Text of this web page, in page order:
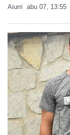
Aiurri abu 07, 13:55